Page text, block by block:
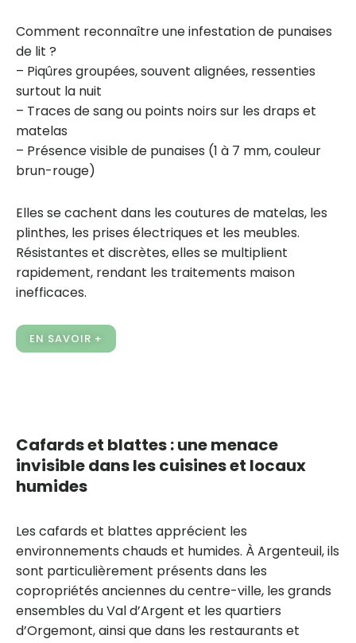
Comment reconnaître une infestation de punaises
de lit ?
– Piqûres groupées, souvent alignées, ressenties
surtout la nuit
– Traces de sang ou points noirs sur les draps et
matelas
– Présence visible de punaises (1 à 7 mm, couleur
brun-rouge)
Elles se cachent dans les coutures de matelas, les
plinthes, les prises électriques et les meubles.
Résistantes et discrètes, elles se multiplient
rapidement, rendant les traitements maison
inefficaces.
EN SAVOIR +
Cafards et blattes : une menace
invisible dans les cuisines et locaux
humides
Les cafards et blattes apprécient les
environnements chauds et humides. À Argenteuil, ils
sont particulièrement présents dans les
copropriétés anciennes du centre-ville, les grands
ensembles du Val d’Argent et les quartiers
d’Orgemont, ainsi que dans les restaurants et